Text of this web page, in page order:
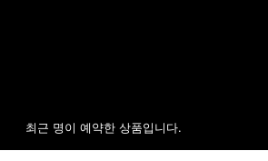
최근 명이 예약한 상품입니다.